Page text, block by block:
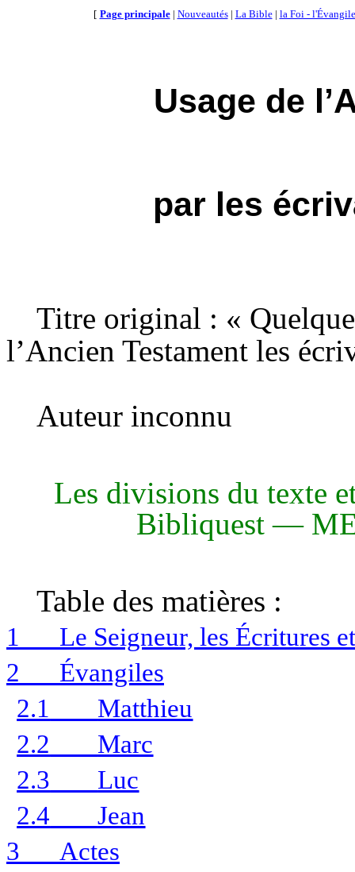
[ Page principale| Nouveautés| La Bible| la Foi - l'Évangile
Usage de l’
par les
Titre original : «
l’Ancien Testament les
Auteur inconnu
Les divisions du texte
Bibliquest — ME
Table des matières :
1
Le Seigneur, les Écritures
2
Évangiles
2.1
Matthieu
2.2
Marc
2.3
Luc
2.4
Jean
3
Actes